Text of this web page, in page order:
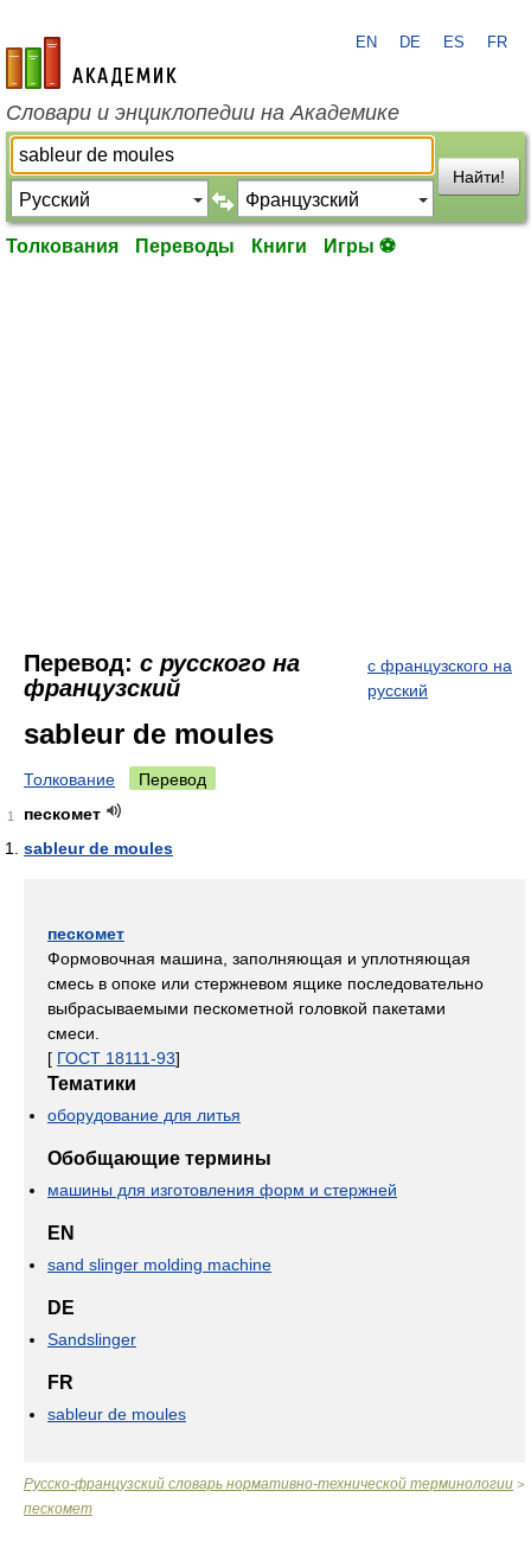
academic.ru
EN DE ES FR
Словари и энциклопедии на Академике
Найти!
Толкования Переводы Книги Игры ⚽
Перевод: с русского на
французский
с французского на
русский
sableur de moules
Толкование Перевод
1
пескомет
sableur de moules
пескомет
Формовочная машина, заполняющая и уплотняющая
смесь в опоке или стержневом ящике последовательно
выбрасываемыми пескометной головкой пакетами
смеси.
[ ГОСТ 18111-93]
Тематики
оборудование для литья
Обобщающие термины
машины для изготовления форм и стержней
EN
sand slinger molding machine
DE
Sandslinger
FR
sableur de moules
Русско-французский словарь нормативно-технической терминологии >
пескомет